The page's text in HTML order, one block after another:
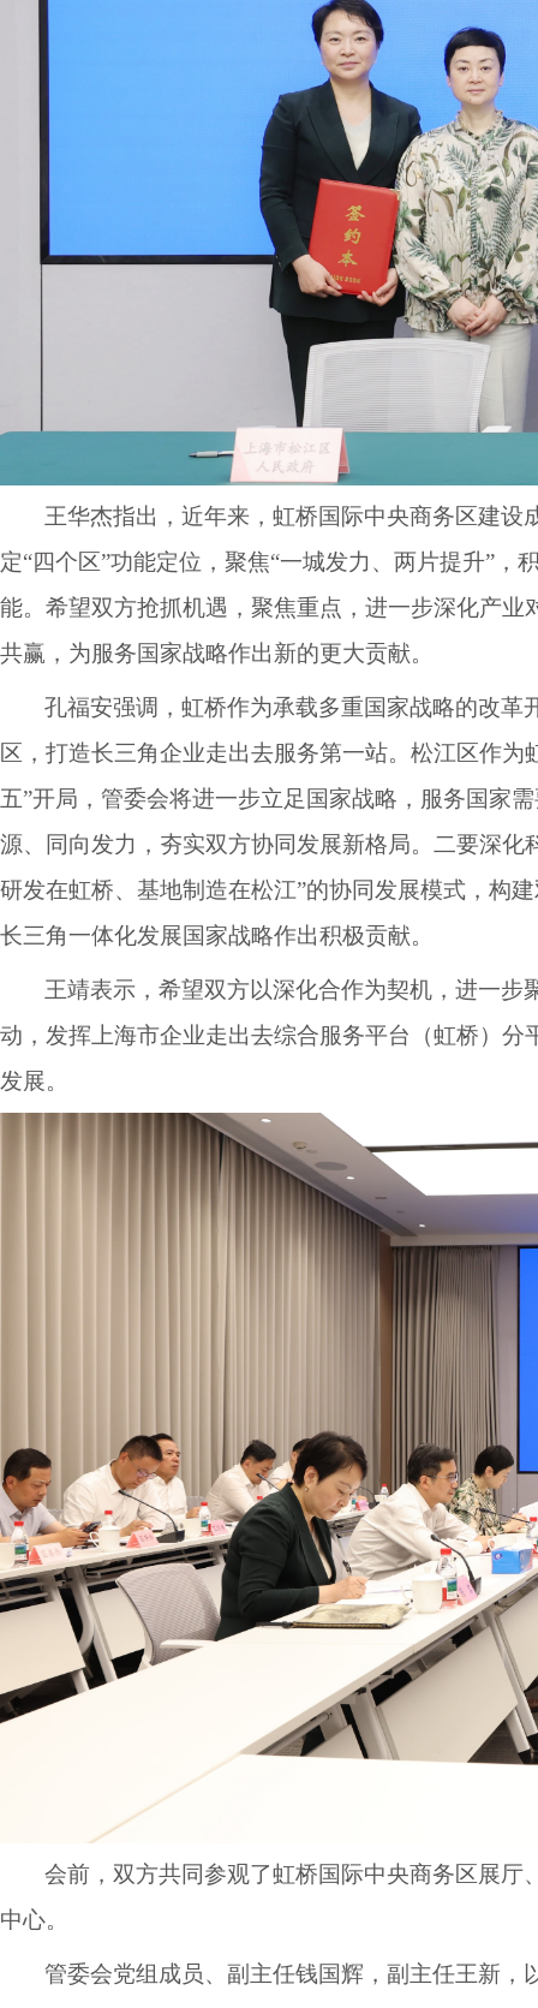
王华杰指出，近年来，虹桥国际中央商务区建
定“四个区”功能定位，聚焦“一城发力、两片提升”
能。希望双方抢抓机遇，聚焦重点，进一步深化产
共赢，为服务国家战略作出新的更大贡献。
孔福安强调，虹桥作为承载多重国家战略的改
区，打造长三角企业走出去服务第一站。松江区作
五”开局，管委会将进一步立足国家战略，服务国家
源、同向发力，夯实双方协同发展新格局。二要深
研发在虹桥、基地制造在松江”的协同发展模式，构
长三角一体化发展国家战略作出积极贡献。
王靖表示，希望双方以深化合作为契机，进一步
动，发挥上海市企业走出去综合服务平台（虹桥）
发展。
会前，双方共同参观了虹桥国际中央商务区展
中心。
管委会党组成员、副主任钱国辉，副主任王新